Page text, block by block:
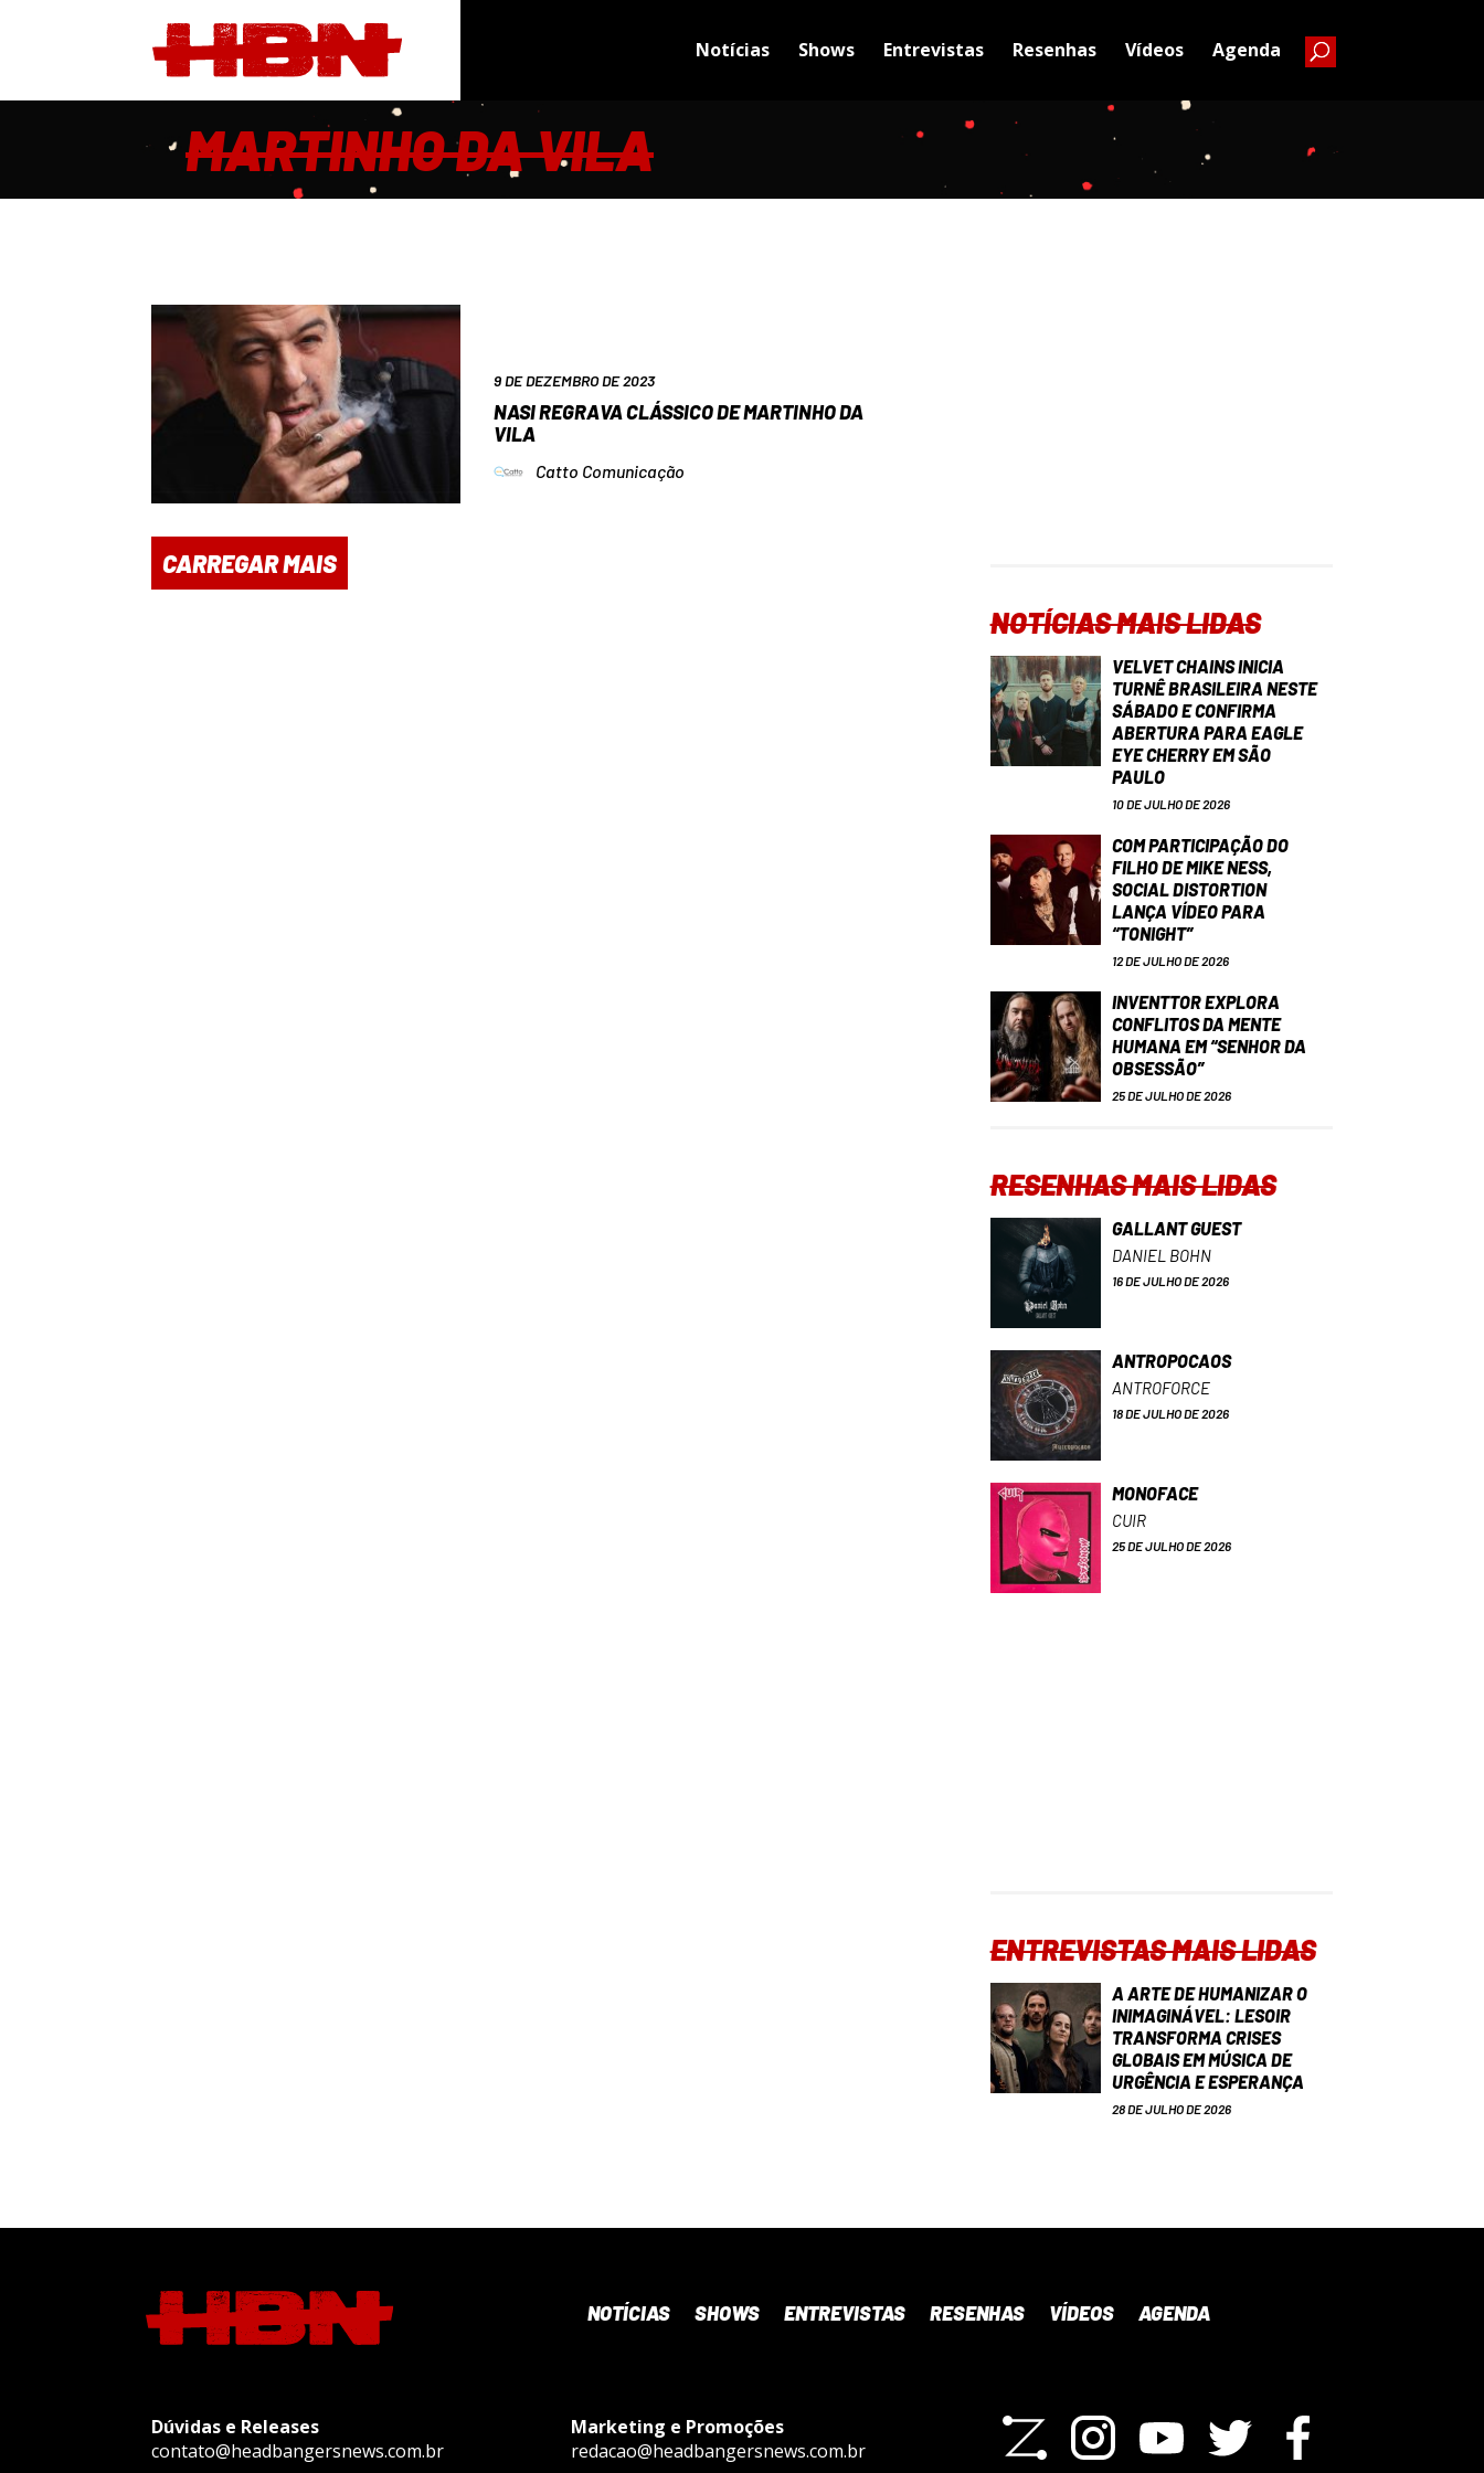
Notícias Shows Entrevistas Resenhas Vídeos Agenda
MARTINHO DA VILA
9 DE DEZEMBRO DE 2023
NASI REGRAVA CLÁSSICO DE MARTINHO DA
VILA
Catto Comunicação
CARREGAR MAIS
NOTÍCIAS MAIS LIDAS
VELVET CHAINS INICIA
TURNÊ BRASILEIRA NESTE
SÁBADO E CONFIRMA
ABERTURA PARA EAGLE
EYE CHERRY EM SÃO
PAULO
10 DE JULHO DE 2026
COM PARTICIPAÇÃO DO
FILHO DE MIKE NESS,
SOCIAL DISTORTION
LANÇA VÍDEO PARA
“TONIGHT”
12 DE JULHO DE 2026
INVENTTOR EXPLORA
CONFLITOS DA MENTE
HUMANA EM “SENHOR DA
OBSESSÃO”
25 DE JULHO DE 2026
RESENHAS MAIS LIDAS
GALLANT GUEST
DANIEL BOHN
16 DE JULHO DE 2026
ANTROPOCAOS
ANTROFORCE
18 DE JULHO DE 2026
MONOFACE
CUIR
25 DE JULHO DE 2026
ENTREVISTAS MAIS LIDAS
A ARTE DE HUMANIZAR O
INIMAGINÁVEL: LESOIR
TRANSFORMA CRISES
GLOBAIS EM MÚSICA DE
URGÊNCIA E ESPERANÇA
28 DE JULHO DE 2026
NOTÍCIAS SHOWS ENTREVISTAS RESENHAS VÍDEOS AGENDA
Dúvidas e Releases
contato@headbangersnews.com.br
Marketing e Promoções
redacao@headbangersnews.com.br